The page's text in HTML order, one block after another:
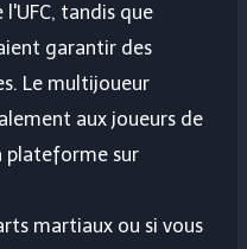
tandis que
garantir des
Le multijoueur
aux joueurs de
plateforme sur
martiaux ou si vous